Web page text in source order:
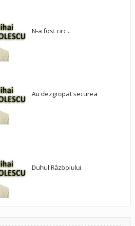
N-a fost circ...
Au dezgropat securea
Duhul Războiului